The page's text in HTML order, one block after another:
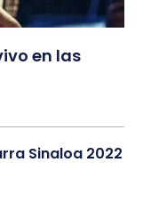
en las
Sinaloa 2022